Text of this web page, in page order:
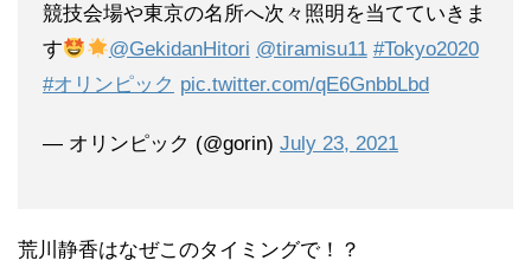
競技会場や東京の名所へ次々照明を当てていきま
す
@GekidanHitori @tiramisu11 #Tokyo2020
#オリンピック pic.twitter.com/qE6GnbbLbd
— オリンピック (@gorin) July 23, 2021
荒川静香はなぜこのタイミングで！？